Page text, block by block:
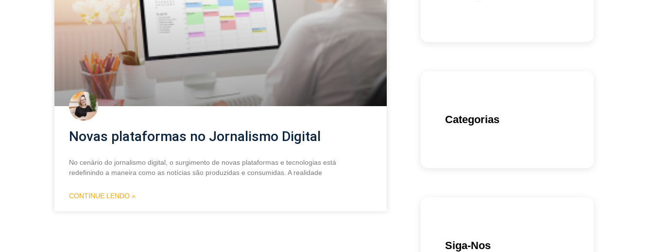
Novas plataformas no Jornalismo Digital
No cenário do jornalismo digital, o surgimento de novas plataformas e tecnologias está
redefinindo a maneira como as notícias são produzidas e consumidas. A realidade
CONTINUE LENDO »
Categorias
Siga-Nos